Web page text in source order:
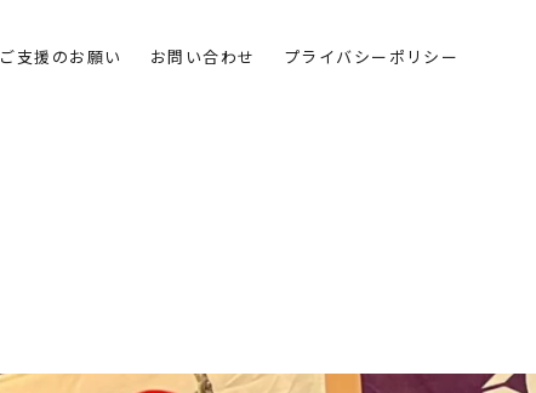
ご支援のお願い お問い合わせ プライバシーポリシー